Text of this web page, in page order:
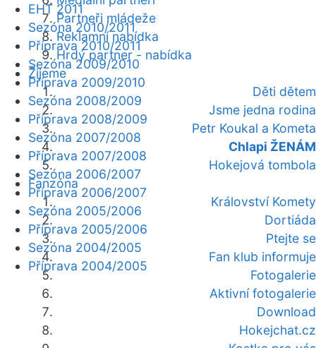
Partneři mládeže
Reklamní nabídka
Hrdý partner - nabídka
Žijeme
Děti dětem
Jsme jedna rodina
Petr Koukal a Kometa
Chlapi ŽENÁM
Hokejová tombola
Fanzóna
Království Komety
Dortiáda
Ptejte se
Fan klub informuje
Fotogalerie
Aktivní fotogalerie
Download
Hokejchat.cz
EHT 2011
Sezóna 2010/2011
Příprava 2010/2011
Sezóna 2009/2010
Příprava 2009/2010
Sezóna 2008/2009
Příprava 2008/2009
Sezóna 2007/2008
Příprava 2007/2008
Sezóna 2006/2007
Příprava 2006/2007
Sezóna 2005/2006
Příprava 2005/2006
Sezóna 2004/2005
Příprava 2004/2005